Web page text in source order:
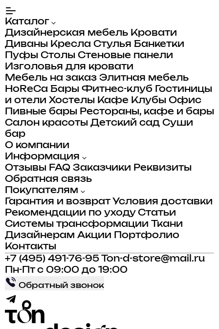
Каталог
Дизайнерская мебель Кровати
Диваны Кресла Стулья Банкетки
Пуфы Столы Стеновые панели
Изголовья для кровати
Мебель на заказ Элитная мебель
HoReCa Бары Фитнес-клуб
Гостиницы
и отели Хостелы Кафе Клубы Офис
Пивные бары Рестораны, кафе и бары
Салон красоты Детский сад Суши
бар
О компании
Информация
Отзывы FAQ Заказчики Реквизиты
Обратная связь
Покупателям
Гарантия и возврат Условия доставки
Рекомендации по уходу Статьи
Системы трансформации
Ткани
Дизайнерам Акции
Портфолио
Контакты
+7 (495) 491-76-95
Ton-d-store@mail.ru
Пн-Пт с 09:00 до 19:00
Обратный звонок